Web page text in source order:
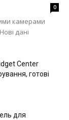
0
камерами
дані
Center
готові
для